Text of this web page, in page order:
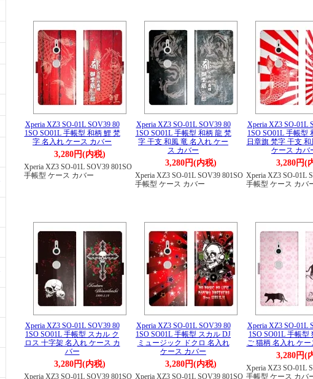
Xperia XZ3 SO-01L SOV39 80
1SO SO01L 手帳型 和柄 鯉 梵
字 名入れ ケース カバー
3,280円(内税)
Xperia XZ3 SO-01L SOV39 801SO
手帳型 ケース カバー
Xperia XZ3 SO-01L SOV39 80
1SO SO01L 手帳型 和柄 龍 梵
字 干支 和風 竜 名入れ ケー
ス カバー
3,280円(内税)
Xperia XZ3 SO-01L SOV39 801SO
手帳型 ケース カバー
Xperia XZ3 SO-01L
1SO SO01L 手帳型
日章旗 梵字 干支
ケース カバ
3,280円(
Xperia XZ3 SO-01L
手帳型 ケース カバ
Xperia XZ3 SO-01L SOV39 80
1SO SO01L 手帳型 スカル ク
ロス 十字架 名入れ ケース カ
バー
3,280円(内税)
Xperia XZ3 SO-01L SOV39 801SO
Xperia XZ3 SO-01L SOV39 80
1SO SO01L 手帳型 スカル DJ
ミュージック ドクロ 名入れ
ケース カバー
3,280円(内税)
Xperia XZ3 SO-01L SOV39 801SO
Xperia XZ3 SO-01L
1SO SO01L 手帳型
ご 猫柄 名入れ ケー
3,280円(
Xperia XZ3 SO-01L
手帳型 ケース カバ